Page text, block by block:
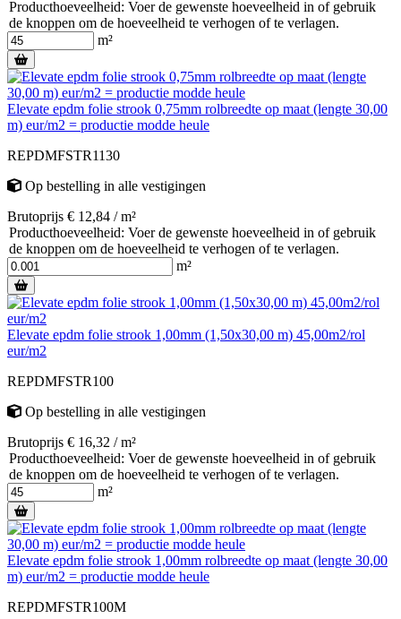
Producthoeveelheid: Voer de gewenste hoeveelheid in of gebruik
de knoppen om de hoeveelheid te verhogen of te verlagen.
m²
Elevate epdm folie strook 0,75mm rolbreedte op maat (lengte 30,00
m) eur/m2 = productie modde heule
REPDMFSTR1130
Op bestelling in alle vestigingen
Brutoprijs € 12,84 / m²
Producthoeveelheid: Voer de gewenste hoeveelheid in of gebruik
de knoppen om de hoeveelheid te verhogen of te verlagen.
m²
Elevate epdm folie strook 1,00mm (1,50x30,00 m) 45,00m2/rol
eur/m2
REPDMFSTR100
Op bestelling in alle vestigingen
Brutoprijs € 16,32 / m²
Producthoeveelheid: Voer de gewenste hoeveelheid in of gebruik
de knoppen om de hoeveelheid te verhogen of te verlagen.
m²
Elevate epdm folie strook 1,00mm rolbreedte op maat (lengte 30,00
m) eur/m2 = productie modde heule
REPDMFSTR100M